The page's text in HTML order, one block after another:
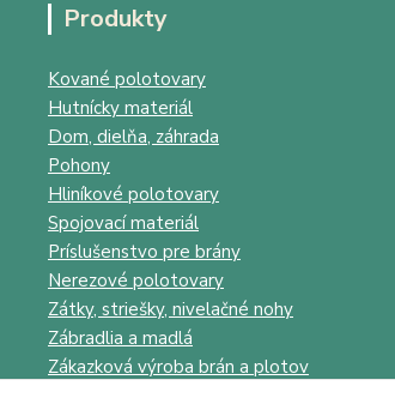
Produkty
Kované polotovary
Hutnícky materiál
Dom, dielňa, záhrada
Pohony
Hliníkové polotovary
Spojovací materiál
Príslušenstvo pre brány
Nerezové polotovary
Zátky, striešky, nivelačné nohy
Zábradlia a madlá
Zákazková výroba brán a plotov